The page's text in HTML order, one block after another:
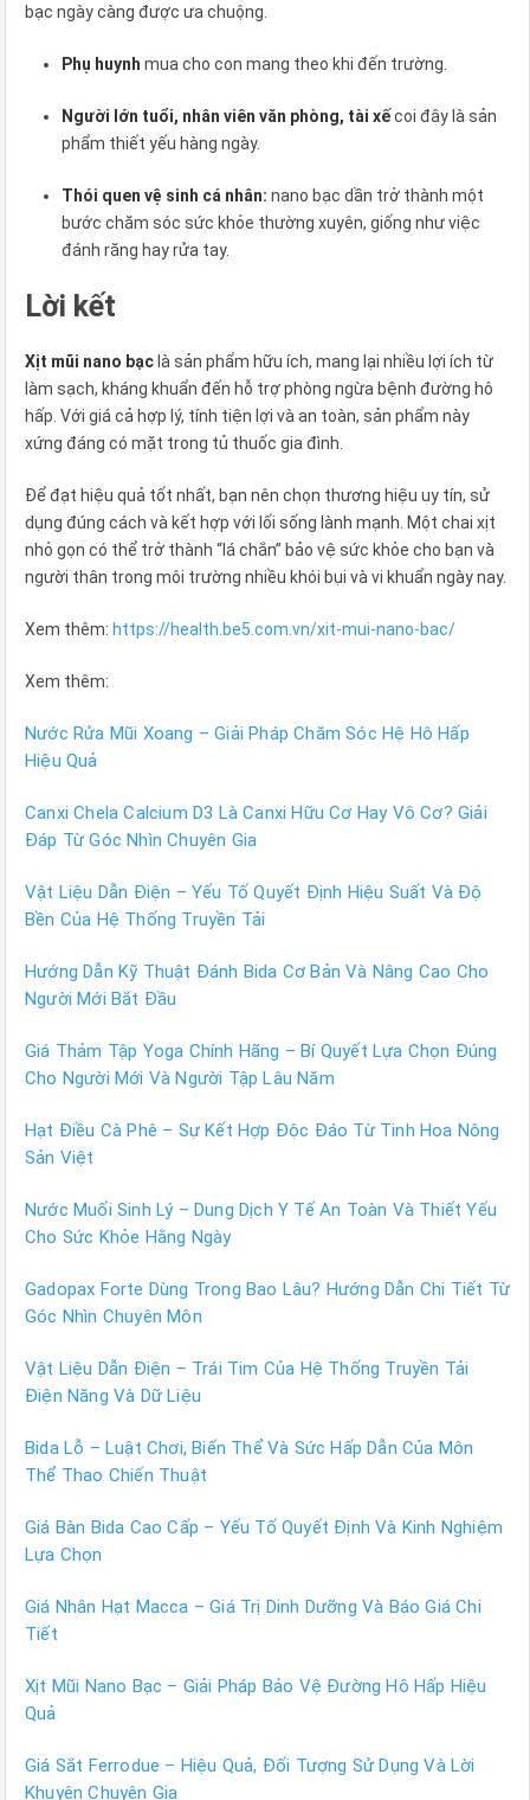
bạc ngày càng được ưa chuộng.
Phụ huynh mua cho con mang theo khi đến trường.
Người lớn tuổi, nhân viên văn phòng, tài xếcoi đây là sản
phẩm thiết yếu hàng ngày.
Thói quen vệ sinh cá nhân: nano bạc dần trở thành một
bước chăm sóc sức khỏe thường xuyên, giống như việc
đánh răng hay rửa tay.
Lời kết
Xịt mũi nano bạc là sản phẩm hữu ích, mang lại nhiều lợi ích từ
làm sạch, kháng khuẩn đến hỗ trợ phòng ngừa bệnh đường hô
hấp. Với giá cả hợp lý, tính tiện lợi và an toàn, sản phẩm này
xứng đáng có mặt trong tủ thuốc gia đình.
Để đạt hiệu quả tốt nhất, bạn nên chọn thương hiệu uy tín, sử
dụng đúng cách và kết hợp với lối sống lành mạnh. Một chai xịt
nhỏ gọn có thể trở thành “lá chắn” bảo vệ sức khỏe cho bạn và
người thân trong môi trường nhiều khói bụi và vi khuẩn ngày nay.
Xem thêm: https://health.be5.com.vn/xit-mui-nano-bac/
Xem thêm:
Nước Rửa Mũi Xoang – Giải Pháp Chăm Sóc Hệ Hô Hấp
Hiệu Quả
Canxi Chela Calcium D3 Là Canxi Hữu Cơ Hay Vô Cơ? Giải
Đáp Từ Góc Nhìn Chuyên Gia
Vật Liệu Dẫn Điện – Yếu Tố Quyết Định Hiệu Suất Và Độ
Bền Của Hệ Thống Truyền Tải
Hướng Dẫn Kỹ Thuật Đánh Bida Cơ Bản Và Nâng Cao Cho
Người Mới Bắt Đầu
Giá Thảm Tập Yoga Chính Hãng – Bí Quyết Lựa Chọn Đúng
Cho Người Mới Và Người Tập Lâu Năm
Hạt Điều Cà Phê – Sự Kết Hợp Độc Đáo Từ Tinh Hoa Nông
Sản Việt
Nước Muối Sinh Lý – Dung Dịch Y Tế An Toàn Và Thiết Yếu
Cho Sức Khỏe Hằng Ngày
Gadopax Forte Dùng Trong Bao Lâu? Hướng Dẫn Chi Tiết Từ
Góc Nhìn Chuyên Môn
Vật Liệu Dẫn Điện – Trái Tim Của Hệ Thống Truyền Tải
Điện Năng Và Dữ Liệu
Bida Lỗ – Luật Chơi, Biến Thể Và Sức Hấp Dẫn Của Môn
Thể Thao Chiến Thuật
Giá Bàn Bida Cao Cấp – Yếu Tố Quyết Định Và Kinh Nghiệm
Lựa Chọn
Giá Nhân Hạt Macca – Giá Trị Dinh Dưỡng Và Báo Giá Chi
Tiết
Xịt Mũi Nano Bạc – Giải Pháp Bảo Vệ Đường Hô Hấp Hiệu
Quả
Giá Sắt Ferrodue – Hiệu Quả, Đối Tượng Sử Dụng Và Lời
Khuyên Chuyên Gia